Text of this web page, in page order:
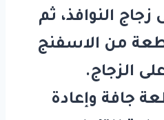
النوافذ، ثم
من الاسفنج
الزجاج.
جافة وإعادة